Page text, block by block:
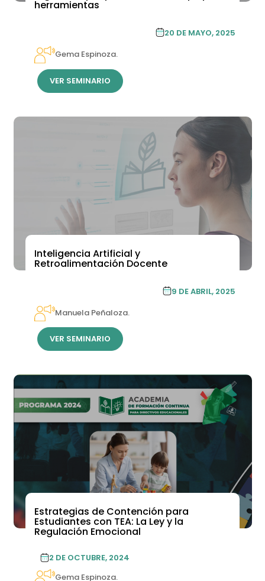
herramientas
20 DE MAYO, 2025
Gema Espinoza.
VER SEMINARIO
Inteligencia Artificial y
Retroalimentación Docente
9 DE ABRIL, 2025
Manuela Peñaloza.
VER SEMINARIO
Estrategias de Contención para
Estudiantes con TEA: La Ley y la
Regulación Emocional
2 DE OCTUBRE, 2024
Gema Espinoza.